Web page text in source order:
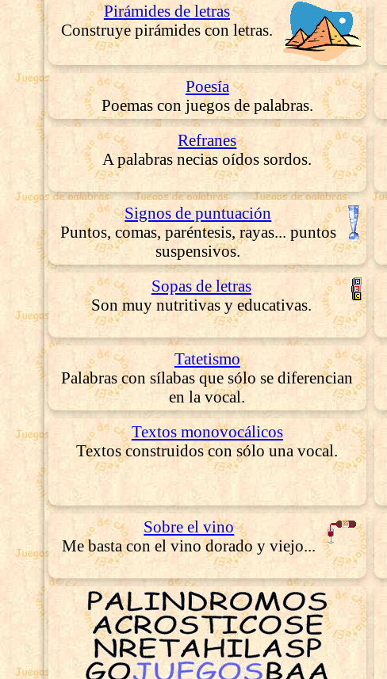
Pirámides de letras
Construye pirámides con letras.
Poesía
Poemas con juegos de palabras.
Refranes
A palabras necias oídos sordos.
Signos de puntuación
Puntos, comas, paréntesis, rayas... puntos
suspensivos.
Sopas de letras
Son muy nutritivas y educativas.
Tatetismo
Palabras con sílabas que sólo se diferencian
en la vocal.
Textos monovocálicos
Textos construidos con sólo una vocal.
Sobre el vino
Me basta con el vino dorado y viejo...